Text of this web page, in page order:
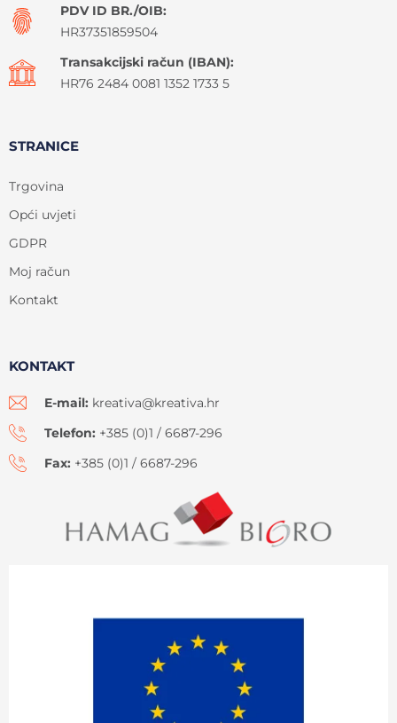
PDV ID BR./OIB:
HR37351859504
Transakcijski račun (IBAN):
HR76 2484 0081 1352 1733 5
STRANICE
Trgovina
Opći uvjeti
GDPR
Moj račun
Kontakt
KONTAKT
E-mail: kreativa@kreativa.hr
Telefon: +385 (0)1 / 6687-296
Fax: +385 (0)1 / 6687-296